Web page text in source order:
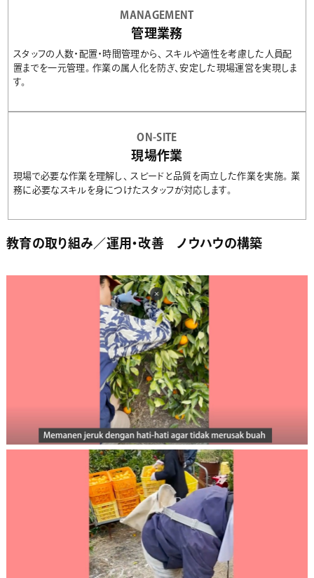
MANAGEMENT
管理業務
スタッフの人数・配置・時間管理から、 スキルや適性を考慮した人員配
置までを一元管理。 作業の属人化を防ぎ、安定した現場運営を実現しま
す。
ON-SITE
現場作業
現場で必要な作業を理解し、 スピードと品質を両立した作業を実施。 業
務に必要なスキルを身につけたスタッフが対応します。
教育の取り組み／運用・改善 ノウハウの構築